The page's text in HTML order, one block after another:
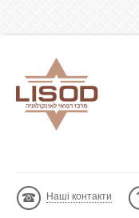
Наші контакти